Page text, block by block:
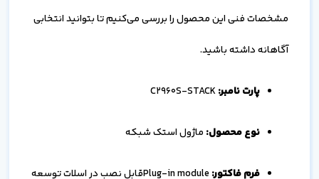
مشخصات فنی این محصول را بررسی می‌کنیم تا بتوانید انتخابی
آگاهانه داشته باشید.
پارت نامبر:
نوع محصول: ماژول استک شبکه
فرم فاکتور: